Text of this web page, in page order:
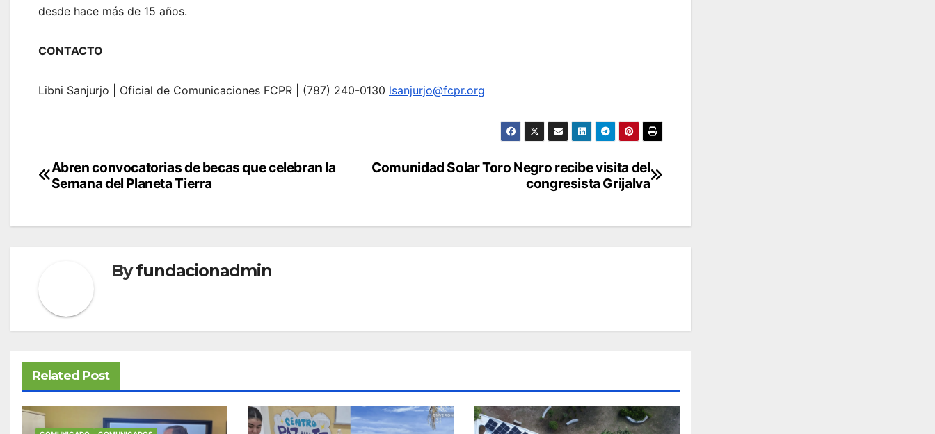
desde hace más de 15 años.
CONTACTO
Libni Sanjurjo | Oficial de Comunicaciones FCPR | (787) 240-0130 lsanjurjo@fcpr.org
Navegación
de
entradas
Comunidad Solar Toro Negro recibe visita del
congresista Grijalva
Abren convocatorias de becas que celebran la
Semana del Planeta Tierra
Byfundacionadmin
Related Post